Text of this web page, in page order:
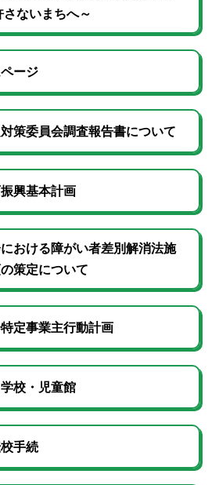
ないまちへ～
ージ
策委員会調査報告書について
興基本計画
おける障がい者差別解消法施
策定について
定事業主行動計画
校・児童館
手続